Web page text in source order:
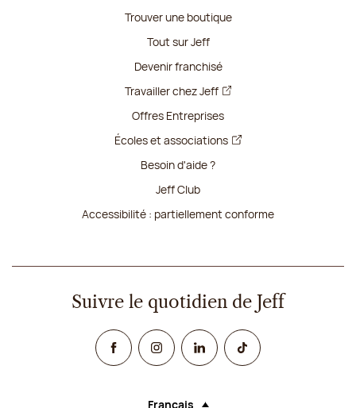
Trouver une boutique
Tout sur Jeff
Devenir franchisé
Travailler chez Jeff
Offres Entreprises
Écoles et associations
Besoin d'aide ?
Jeff Club
Accessibilité : partiellement conforme
Suivre le quotidien de Jeff
FacebookInstagramLinked InTikTok
Français